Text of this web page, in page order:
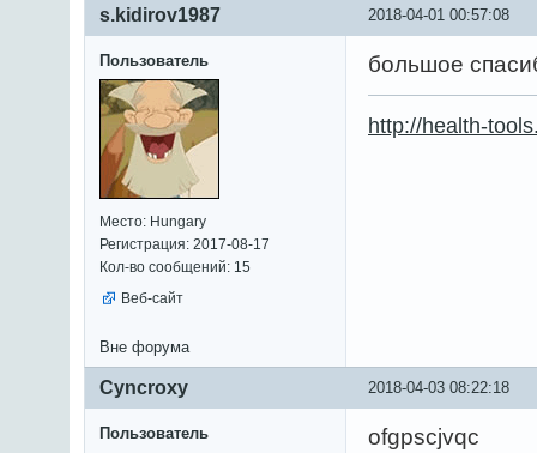
2018-04-01 00:57:08
s.kidirov1987
Пользователь
Место: Hungary
Регистрация: 2017-08-17
Кол-во сообщений: 15
Веб-сайт
большое
http://health-
Вне форума
2018-04-03 08:22:18
Cyncroxy
Пользователь
ofgpscjvqc